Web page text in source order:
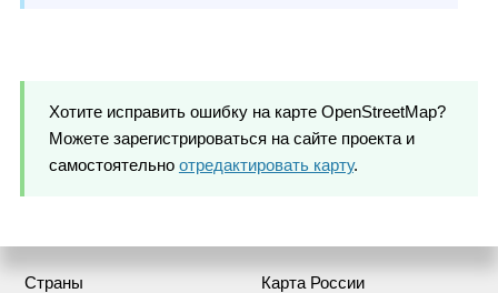
Хотите исправить ошибку на карте OpenStreetMap?
Можете зарегистрироваться на сайте проекта и
самостоятельно отредактировать карту.
Страны
Карта России